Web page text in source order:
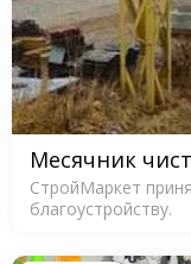
Месячник
СтройМаркет
благоустройству.